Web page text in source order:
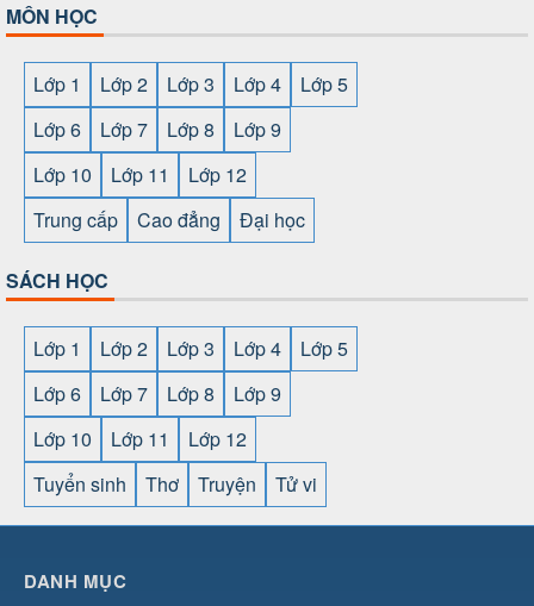
MÔN HỌC
Lớp 1 Lớp 2 Lớp 3 Lớp 4
Lớp 5
Lớp 6
Lớp 7 Lớp 8
Lớp 9
Lớp 10
Lớp 11
Lớp 12
Trung cấp
Cao đẳng Đại học
SÁCH HỌC
Lớp 1 Lớp 2 Lớp 3 Lớp 4
Lớp 5
Lớp 6
Lớp 7 Lớp 8
Lớp 9
Lớp 10
Lớp 11
Lớp 12
Tuyển sinh
Thơ Truyện Tử vi
cái OPEN88⇔
DANH MỤC